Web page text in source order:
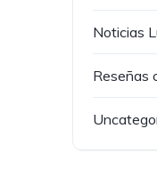
Noticias
Reseñas